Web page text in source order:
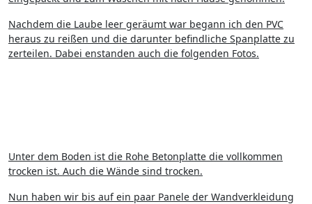
Nachdem die Laube leer geräumt war begann ich den PVC
heraus zu reißen und die darunter befindliche Spanplatte zu
zerteilen. Dabei enstanden auch die folgenden Fotos.
Unter dem Boden ist die Rohe Betonplatte die vollkommen
trocken ist. Auch die Wände sind trocken.
Nun haben wir bis auf ein paar Panele der Wandverkleidung